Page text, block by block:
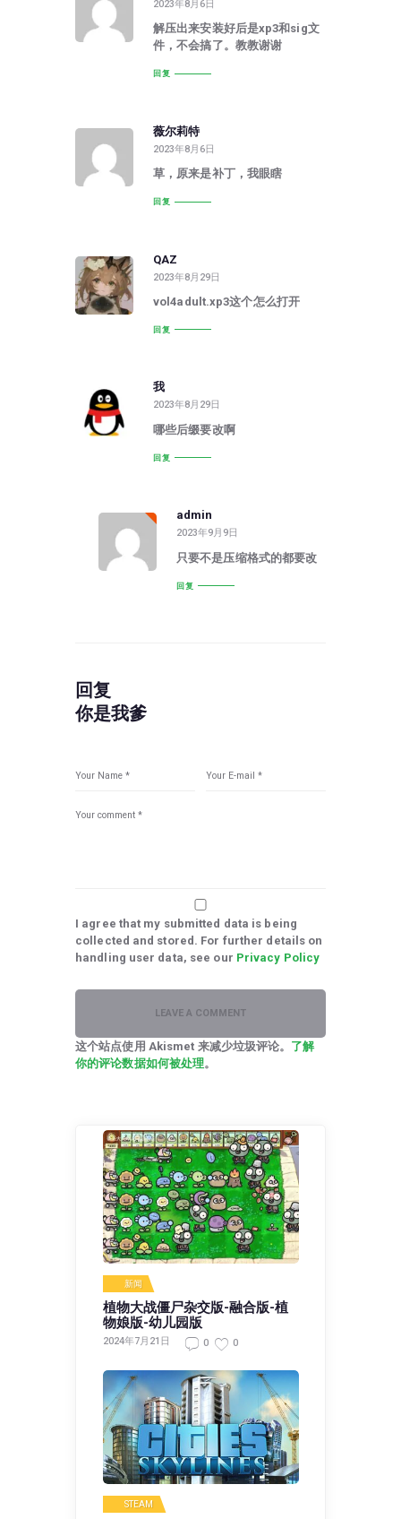
2023年8月6日
解压出来安装好后是xp3和sig文
件，不会搞了。教教谢谢
回复
薇尔莉特
2023年8月6日
草，原来是补丁，我眼瞎
回复
QAZ
2023年8月29日
vol4adult.xp3这个怎么打开
回复
我
2023年8月29日
哪些后缀要改啊
回复
admin
2023年9月9日
只要不是压缩格式的都要改
回复
回复
你是我爹
I agree that my submitted data is being
collected and stored. For further details on
handling user data, see our Privacy Policy
这个站点使用 Akismet 来减少垃圾评论。 了解
你的评论数据如何被处理。
新闻
植物大战僵尸杂交版-融合版-植
物娘版-幼儿园版
2024年7月21日 0 0
STEAM